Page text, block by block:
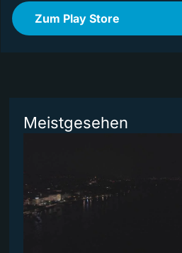
Zum Play Store
Meistgesehen